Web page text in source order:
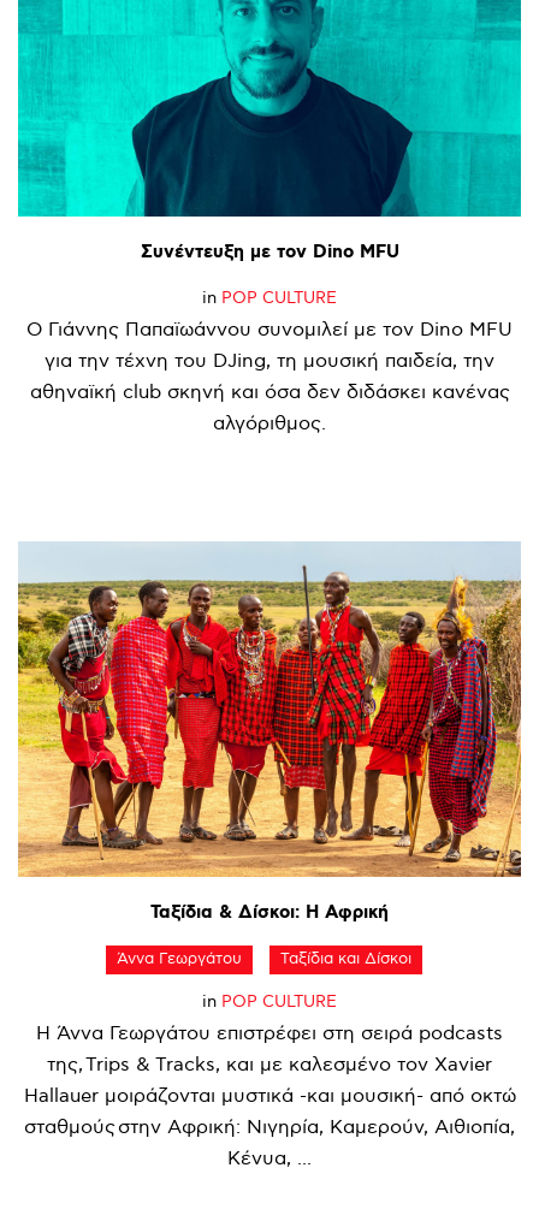
Συνέντευξη με τον Dino MFU
in POP CULTURE
Ο Γιάννης Παπαϊωάννου συνομιλεί με τον Dino MFU
για την τέχνη του DJing, τη μουσική παιδεία, την
αθηναϊκή club σκηνή και όσα δεν διδάσκει κανένας
αλγόριθμος.
Ταξίδια & Δίσκοι: Η Αφρική
Άννα Γεωργάτου Ταξίδια και Δίσκοι
in POP CULTURE
Η Άννα Γεωργάτου επιστρέφει στη σειρά podcasts
της, Trips & Tracks, και με καλεσμένο τον Xavier
Hallauer μοιράζονται μυστικά -και μουσική- από οκτώ
σταθμούς στην Αφρική: Νιγηρία, Καμερούν, Αιθιοπία,
Κένυα, ...